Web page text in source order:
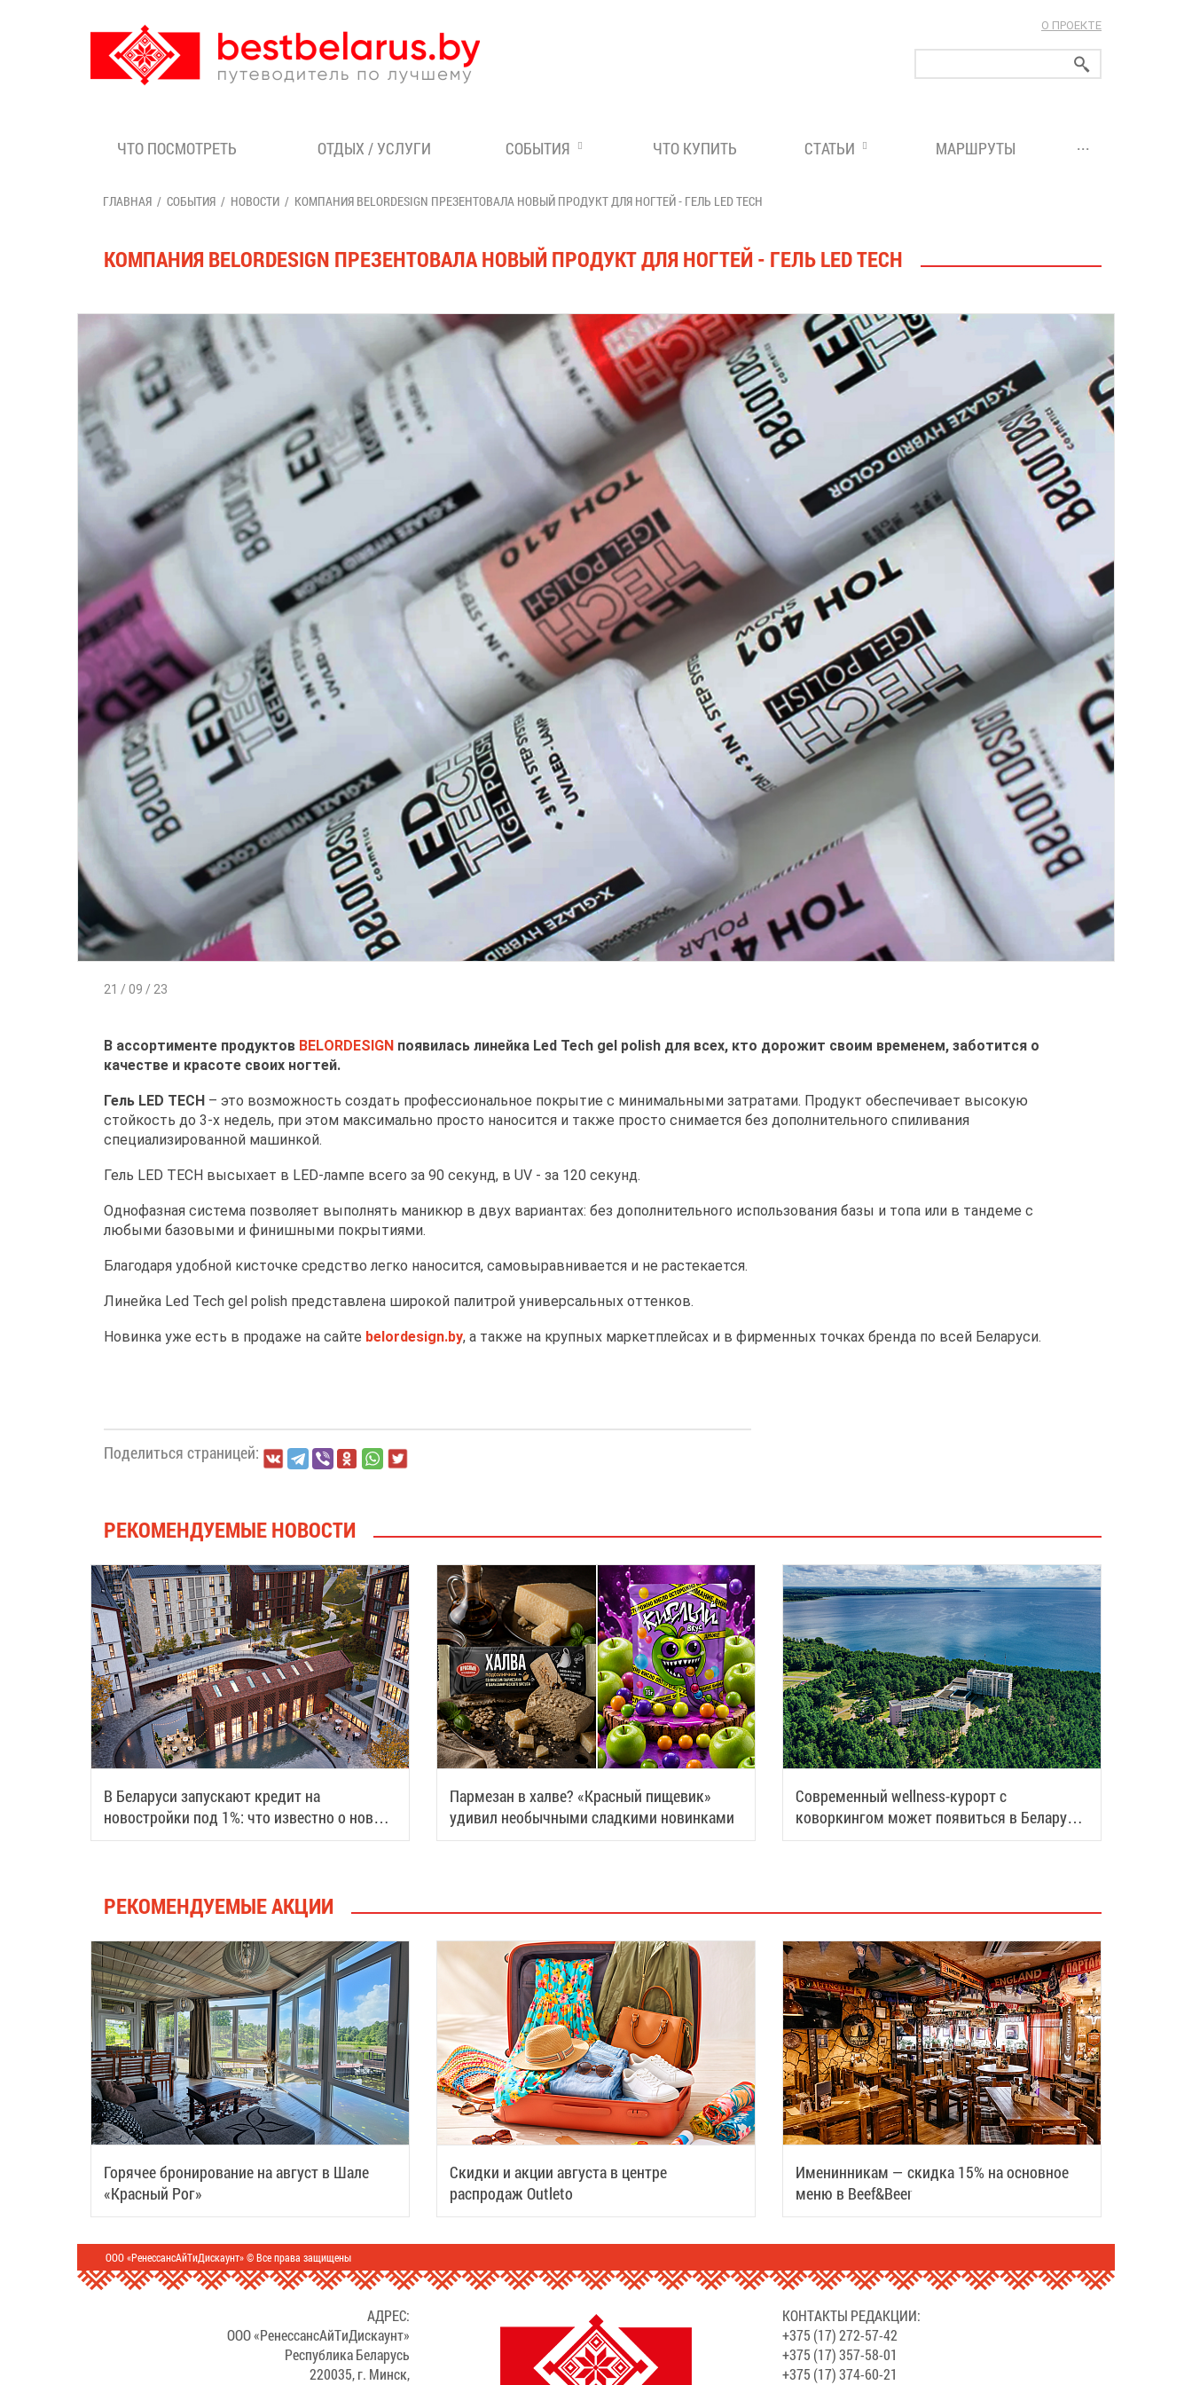
О ПРОЕКТЕ
ЧТО ПОСМОТРЕТЬ ОТДЫХ / УСЛУГИ СОБЫТИЯ ЧТО КУПИТЬ СТАТЬИ МАРШРУТЫ ...
ГЛАВНАЯ СОБЫТИЯ НОВОСТИ КОМПАНИЯ BELORDESIGN ПРЕЗЕНТОВАЛА НОВЫЙ ПРОДУКТ ДЛЯ НОГТЕЙ - ГЕЛЬ LED TECH
КОМПАНИЯ BELORDESIGN ПРЕЗЕНТОВАЛА НОВЫЙ ПРОДУКТ ДЛЯ НОГТЕЙ - ГЕЛЬ LED TECH
21 / 09 / 23
В ассортименте продуктов BELORDESIGN появилась линейка Led Tech gel polish для всех, кто дорожит своим временем, заботится о
качестве и красоте своих ногтей.
Гель LED TECH – это возможность создать профессиональное покрытие с минимальными затратами. Продукт обеспечивает высокую
стойкость до 3-х недель, при этом максимально просто наносится и также просто снимается без дополнительного спиливания
специализированной машинкой.
Гель LED TECH высыхает в LED-лампе всего за 90 секунд, в UV - за 120 секунд.
Однофазная система позволяет выполнять маникюр в двух вариантах: без дополнительного использования базы и топа или в тандеме с
любыми базовыми и финишными покрытиями.
Благодаря удобной кисточке средство легко наносится, самовыравнивается и не растекается.
Линейка Led Tech gel polish представлена широкой палитрой универсальных оттенков.
Новинка уже есть в продаже на сайте belordesign.by, а также на крупных маркетплейсах и в фирменных точках бренда по всей Беларуси.
Поделиться страницей:
РЕКОМЕНДУЕМЫЕ НОВОСТИ
В Беларуси запускают кредит на
новостройки под 1%: что известно о новой
программе
Пармезан в халве? «Красный пищевик»
удивил необычными сладкими новинками
Современный wellness-курорт с
коворкингом может появиться в Беларуси:
рассказываем подробности
РЕКОМЕНДУЕМЫЕ АКЦИИ
Горячее бронирование на август в Шале
«Красный Рог»
Скидки и акции августа в центре
распродаж Outleto
Именинникам — скидка 15% на основное
меню в Beef&Beer
ООО «РенессансАйТиДискаунт» © Все права защищены
АДРЕС:
ООО «РенессансАйТиДискаунт»
Республика Беларусь
220035, г. Минск,
КОНТАКТЫ РЕДАКЦИИ:
+375 (17) 272-57-42
+375 (17) 357-58-01
+375 (17) 374-60-21